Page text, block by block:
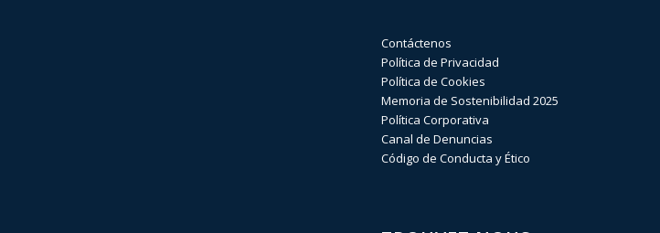
Contáctenos
Política de Privacidad
Política de Cookies
Memoria de Sostenibilidad 2025
Política Corporativa
Canal de Denuncias
Código de Conducta y Ético